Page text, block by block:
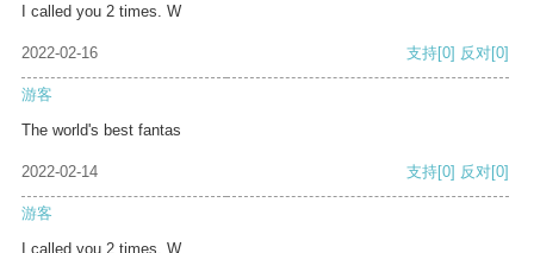
I called you 2 times. W
2022-02-16 支持[0] 反对[0]
游客
The world's best fantas
2022-02-14 支持[0] 反对[0]
游客
I called you 2 times. W